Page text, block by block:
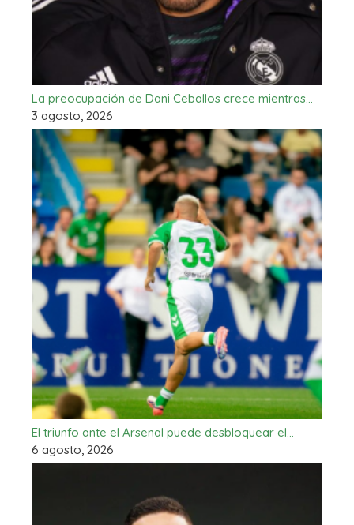
La preocupación de Dani Ceballos crece mientras…
3 agosto, 2026
El triunfo ante el Arsenal puede desbloquear el…
6 agosto, 2026